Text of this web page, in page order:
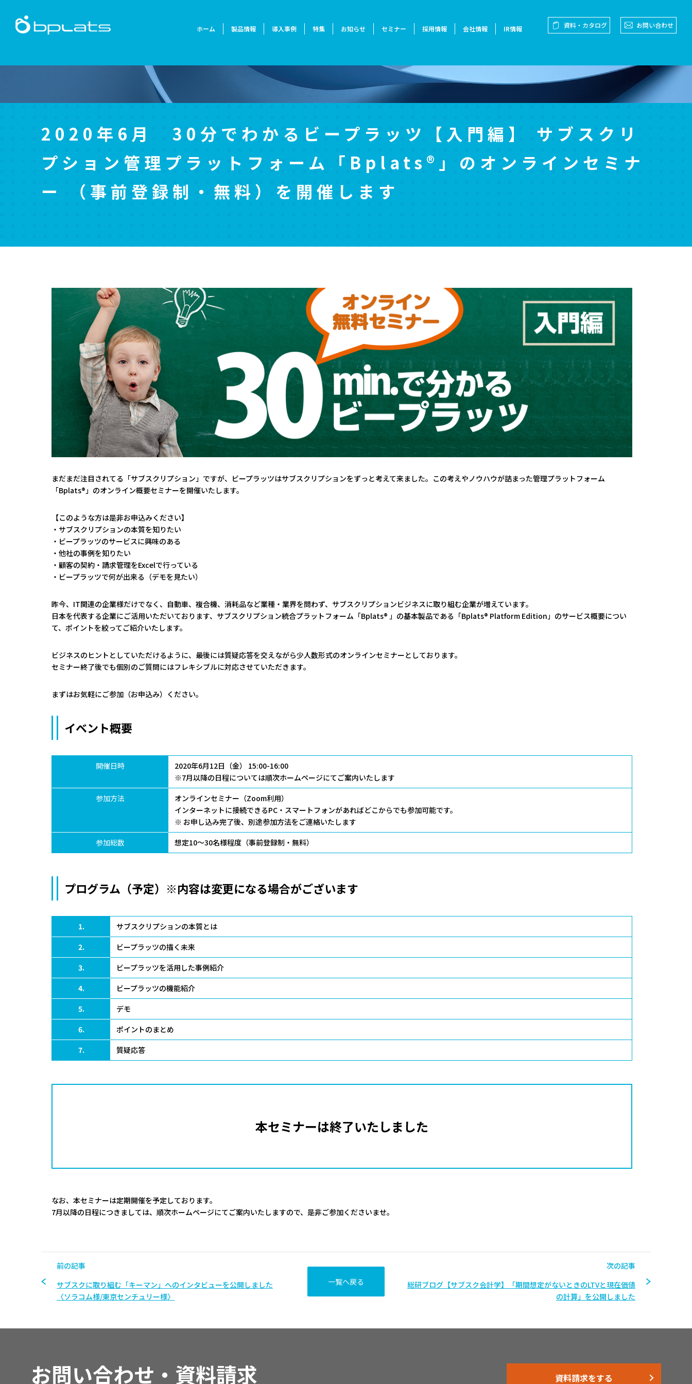
資料・カタログ お問い合わせ
ホーム 製品情報 導入事例 特集 お知らせ セミナー 採用情報 会社情報 IR情報
2020年6月 30分でわかるビープラッツ【入門編】 サブスクリ
プション管理プラットフォーム「Bplats®」のオンラインセミナ
ー （事前登録制・無料）を開催します
まだまだ注目されてる「サブスクリプション」ですが、ビープラッツはサブスクリプションをずっと考えて来ました。この考えやノウハウが詰まった管理プラットフォーム
「Bplats®」のオンライン概要セミナーを開催いたします。
【このような方は是非お申込みください】
・サブスクリプションの本質を知りたい
・ビープラッツのサービスに興味のある
・他社の事例を知りたい
・顧客の契約・請求管理をExcelで行っている
・ビープラッツで何が出来る（デモを見たい）
昨今、IT関連の企業様だけでなく、自動車、複合機、消耗品など業種・業界を問わず、サブスクリプションビジネスに取り組む企業が増えています。
日本を代表する企業にご活用いただいております、サブスクリプション統合プラットフォーム「Bplats® 」の基本製品である「Bplats® Platform Edition」のサービス概要につい
て、ポイントを絞ってご紹介いたします。
ビジネスのヒントとしていただけるように、最後には質疑応答を交えながら少人数形式のオンラインセミナーとしております。
セミナー終了後でも個別のご質問にはフレキシブルに対応させていただきます。
まずはお気軽にご参加（お申込み）ください。
イベント概要
開催日時
2020年6月12日（金） 15:00-16:00
※7月以降の日程については順次ホームページにてご案内いたします
参加方法
オンラインセミナー（Zoom利用）
インターネットに接続できるPC・スマートフォンがあればどこからでも参加可能です。
※ お申し込み完了後、別途参加方法をご連絡いたします
参加総数
想定10～30名様程度（事前登録制・無料）
プログラム（予定）※内容は変更になる場合がございます
1.
サブスクリプションの本質とは
2.
ビープラッツの描く未来
3.
ビープラッツを活用した事例紹介
4.
ビープラッツの機能紹介
5.
デモ
6.
ポイントのまとめ
7.
質疑応答
本セミナーは終了いたしました
なお、本セミナーは定期開催を予定しております。
7月以降の日程につきましては、順次ホームページにてご案内いたしますので、是非ご参加くださいませ。
前の記事
サブスクに取り組む「キーマン」へのインタビューを公開しました
〈ソラコム様/東京センチュリー様〉
一覧へ戻る
次の記事
総研ブログ【サブスク会計学】「期間想定がないときのLTVと現在価値
の計算」を公開しました
お問い合わせ・資料請求 資料請求をする